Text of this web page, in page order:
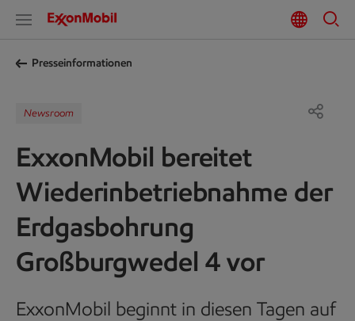
Presseinformationen
Newsroom
ExxonMobil bereitet
Wiederinbetriebnahme der
Erdgasbohrung
Großburgwedel 4 vor
ExxonMobil beginnt in diesen Tagen auf